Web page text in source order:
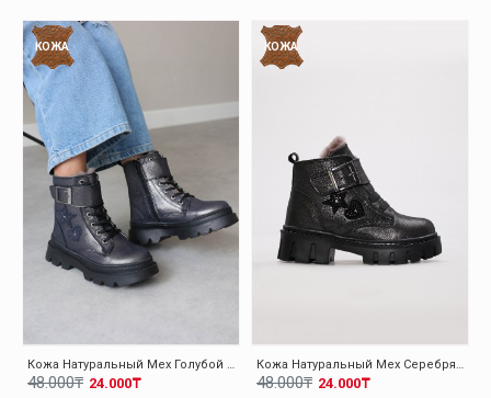
КОЖА
Кожа Натуральный Мех Голубой Для Девочек Классические Ботинки 157KXA1774
24.000₸
48.000₸
КОЖА
Кожа Натуральный Мех Серебряный Для Девочек Классические Ботинки 157KXA1774
24.000₸
48.000₸